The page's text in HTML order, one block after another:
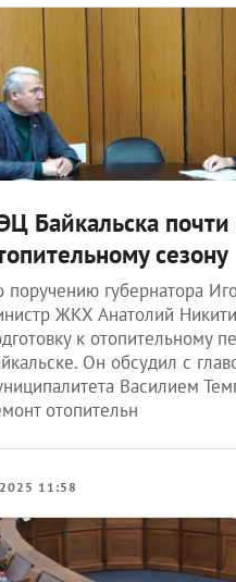
Байкальска почти
сезону
поручению губернатора
ЖКХ Анатолий
к отопительному
Он обсудил с
Василием
отопительн
11:58